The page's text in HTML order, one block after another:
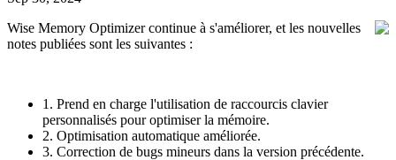
Wise Memory Optimizer continue à s'améliorer, et les nouvelles
notes publiées sont les suivantes :
1. Prend en charge l'utilisation de raccourcis clavier
personnalisés pour optimiser la mémoire.
2. Optimisation automatique améliorée.
3. Correction de bugs mineurs dans la version précédente.